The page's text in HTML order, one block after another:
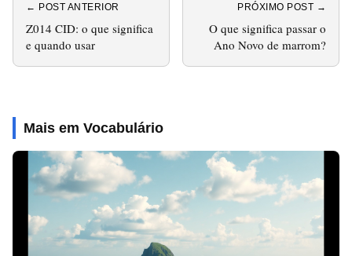
← POST ANTERIOR
Z014 CID: o que significa
e quando usar
PRÓXIMO POST →
O que significa passar o
Ano Novo de marrom?
Mais em Vocabulário